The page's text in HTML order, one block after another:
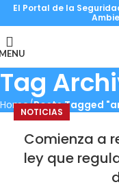
El Portal de la
Tag
Home Posts Tagged
NOTICIAS
Comienza a
ley que